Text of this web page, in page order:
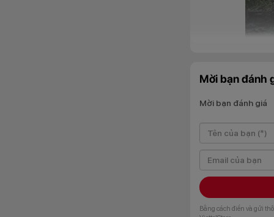
Mang cảm hứng
ngôn ngữ thiết kế
kim loại kết hợp
từng chi tiết.
Mời bạn đánh
Mời bạn đánh giá
Bằng cách điền và gửi